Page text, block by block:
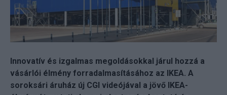
Innovatív és izgalmas megoldásokkal járul hozzá a
vásárlói élmény forradalmasításához az IKEA. A
soroksári áruház új CGI videójával a jövő IKEA-